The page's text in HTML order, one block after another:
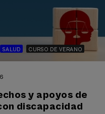
SALUD CURSO DE VERANO
y apoyos de
discapacidad